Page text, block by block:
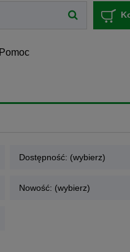
Pomoc
Dostępność: (wybierz)
Nowość: (wybierz)